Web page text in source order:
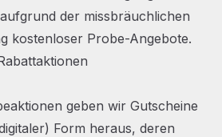
der missbräuchlichen
kostenloser Probe-Angebote.
geben wir Gutscheine
Form heraus, deren